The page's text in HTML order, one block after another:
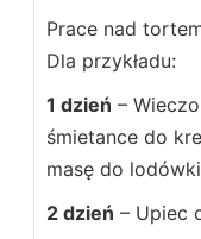
Prace nad
Dla przykładu:
1 dzień –
śmietance do
masę do
2 dzień – Upiec